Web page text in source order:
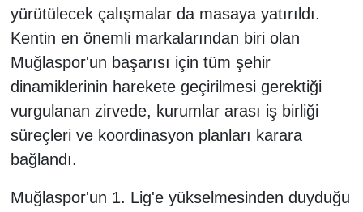
yürütülecek çalışmalar da masaya yatırıldı.
Kentin en önemli markalarından biri olan
Muğlaspor'un başarısı için tüm şehir
dinamiklerinin harekete geçirilmesi gerektiği
vurgulanan zirvede, kurumlar arası iş birliği
süreçleri ve koordinasyon planları karara
bağlandı.
Muğlaspor'un 1. Lig'e yükselmesinden duyduğu